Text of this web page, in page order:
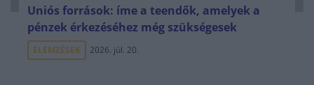
Uniós források: íme a teendők, amelyek a
pénzek érkezéséhez még szükségesek
ELEMZÉSEK 2026. júl. 20.